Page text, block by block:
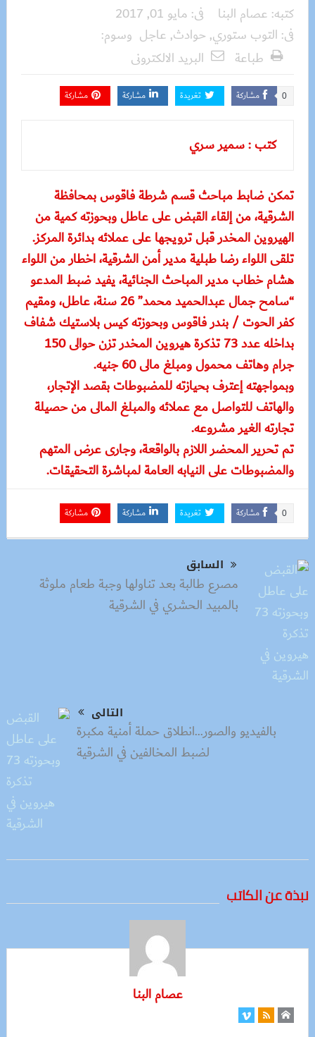
كتبه: عصام البنا فى: مايو 01, 2017
فى: التوب ستوري, حوادث, عاجل وسوم:
طباعة
البريد الالكترونى
مشاركة 0 تغريدة مشاركة مشاركة
كتب : سمير سري
تمكن ضابط مباحث قسم شرطة فاقوس بمحافظة
الشرقية، من إلقاء القبض على عاطل وبحوزته كمية من
الهيروين المخدر قبل ترويجها على عملائه بدائرة المركز.
تلقى اللواء رضا طبلية مدير أمن الشرقية، اخطار من اللواء
هشام خطاب مدير المباحث الجنائية، يفيد ضبط المدعو
“سامح جمال عبدالحميد محمد” 26 سنة، عاطل، ومقيم
كفر الحوت / بندر فاقوس وبحوزته كيس بلاستيك شفاف
بداخله عدد 73 تذكرة هيروين المخدر تزن حوالى 150
جرام وهاتف محمول ومبلغ مالى 60 جنيه.
وبمواجهته إعترف بحيازته للمضبوطات بقصد الإتجار،
والهاتف للتواصل مع عملائه والمبلغ المالى من حصيلة
تجارته الغير مشروعه.
تم تحرير المحضر اللازم بالواقعة، وجارى عرض المتهم
والمضبوطات على النيابه العامة لمباشرة التحقيقات.
مشاركة 0 تغريدة مشاركة مشاركة
السابق
مصرع طالبة بعد تناولها وجبة طعام ملوثة
بالمبيد الحشري في الشرقية
التالى
بالفيديو والصور…انطلاق حملة أمنية مكبرة
لضبط المخالفين في الشرقية
نبذة عن الكاتب
عصام البنا